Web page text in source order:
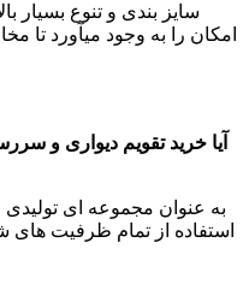
سایز بندی و تنوع بسیار
امکان را به وجود میآورد تا
آیا خرید تقویم دیواری و
به عنوان مجموعه ای تولیدی و
استفاده از تمام ظرفیت